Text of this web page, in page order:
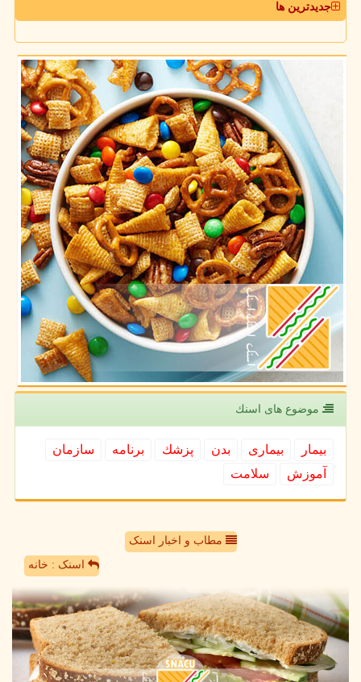
جدیدترین ها
موضوع های اسنك
بیمار بیماری بدن پزشك برنامه
سازمان
آموزش
سلامت
مطاب و اخبار اسنک
اسنک : خانه